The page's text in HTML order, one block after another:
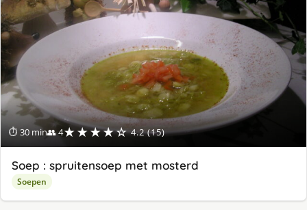
⏱ 30 min👥 4★★★★☆ 4.2 (15)
Soep : spruitensoep met mosterd
Soepen